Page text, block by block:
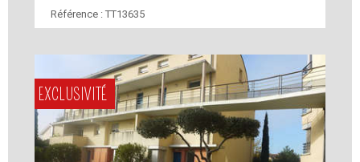
Référence : TT13635
EXCLUSIVITÉ